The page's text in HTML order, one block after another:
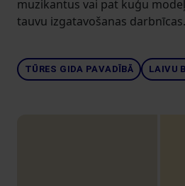
muzikantus vai pat kuģu
tauvu izgatavošanas darbnīcas.
TŪRES GIDA PAVADĪBĀ LAIVU